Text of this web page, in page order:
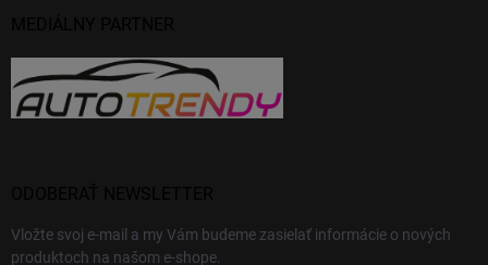
Vložte svoj e-mail a my Vám budeme zasielať informácie o nových
produktoch na našom e-shope.